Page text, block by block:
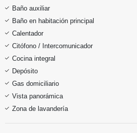
Baño auxiliar
Baño en habitación principal
Calentador
Citófono / Intercomunicador
Cocina integral
Depósito
Gas domiciliario
Vista panorámica
Zona de lavandería